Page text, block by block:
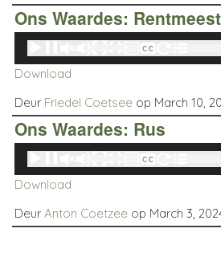
Ons Waardes:
Audio
Player
Download
Deur Friedel Coetsee op March 10,
Ons Waardes: Rus
Audio
Player
Download
DeurAnton Coetzee op March 3,